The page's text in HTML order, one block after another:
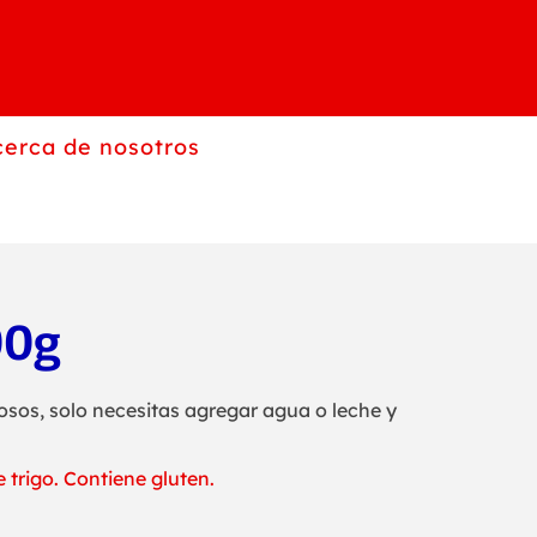
de nosotros
solo necesitas agregar agua o leche y
trigo. Contiene gluten.